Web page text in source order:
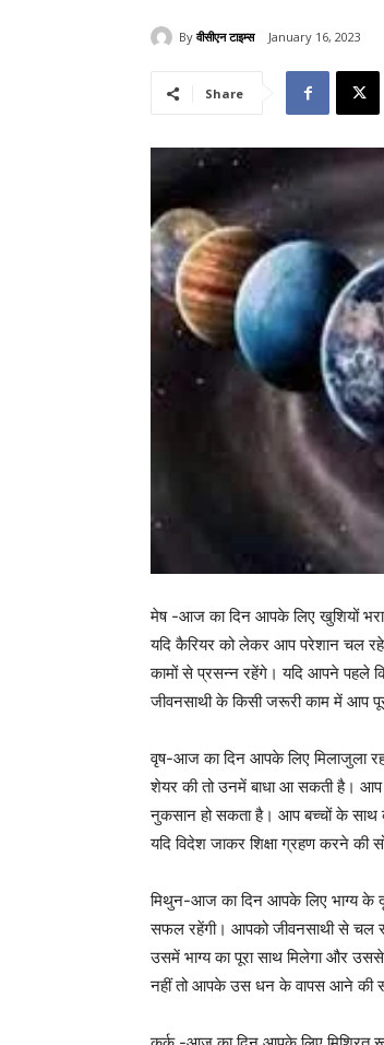
By वीसीएन टाइम्स January 16, 2023
Share
मेष -आज का दिन आपके लिए खुशियों
यदि कैरियर को लेकर आप परेशान चल
कामों से प्रसन्न रहेंगे। यदि आपने पहले
जीवनसाथी के किसी जरूरी काम में आप
वृष-आज का दिन आपके लिए मिलाजुला
शेयर की तो उनमें बाधा आ सकती है।
नुकसान हो सकता है। आप बच्चों के साथ
यदि विदेश जाकर शिक्षा ग्रहण करने की
मिथुन-आज का दिन आपके लिए भाग्य के
सफल रहेंगी। आपको जीवनसाथी से चल
उसमें भाग्य का पूरा साथ मिलेगा और
नहीं तो आपके उस धन के वापस आने की